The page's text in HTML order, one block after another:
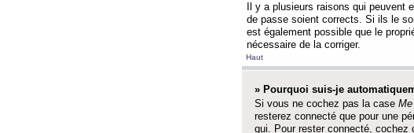
Il y a plusieurs raisons qui peuvent
de passe soient corrects. Si ils le
est également possible que le
nécessaire de la corriger.
Haut
» Pourquoi suis-je
Si vous ne cochez pas la case
resterez connecté que pour une
qui. Pour rester connecté, cochez